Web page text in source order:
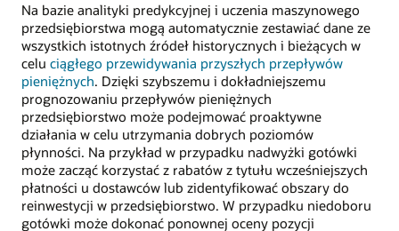
Na bazie analityki predykcyjnej i uczenia maszynowego
przedsiębiorstwa mogą automatycznie zestawiać dane ze
wszystkich istotnych źródeł historycznych i bieżących w
celu ciągłego przewidywania przyszłych przepływów
pieniężnych. Dzięki szybszemu i dokładniejszemu
prognozowaniu przepływów pieniężnych
przedsiębiorstwo może podejmować proaktywne
działania w celu utrzymania dobrych poziomów
płynności. Na przykład w przypadku nadwyżki gotówki
może zacząć korzystać z rabatów z tytułu wcześniejszych
płatności u dostawców lub zidentyfikować obszary do
reinwestycji w przedsiębiorstwo. W przypadku niedoboru
gotówki może dokonać ponownej oceny pozycji